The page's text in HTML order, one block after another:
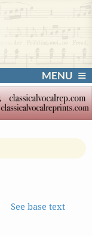
MENU
See base text